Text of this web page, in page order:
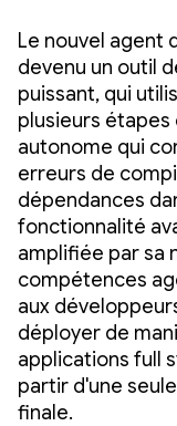
Le nouvel agent
devenu un outil
puissant, qui
plusieurs
autonome qui
erreurs de
dépendances
fonctionnalité
amplifiée par sa
compétences
aux
déployer de
applications full
partir d'une
finale.